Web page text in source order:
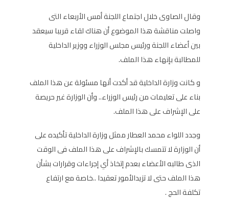
وقال الصاوى خلال اجتماع اللجنة أمس الأربعاء التى
واصلت مناقشة هذا الموضوع أن هناك لقاء قريبا سيعقد
بين أعضاء اللجنة ورئيس مجلس الوزراء ووزير الداخلية
للمطالبة بإنهاء هذا الملف.
و كانت وزارة الداخلية قد أكدت أنها مسئولة عن هذا الملف
بناء على تعليمات من رئيس الوزراء.. وأن الوزارة غير حريصة
على الإشراف على هذا الملف.
وجدد اللواء محمد العطار ممثل وزارة الداخلية تأكيده على
أن الوزارة لا تتمسك بالإشراف على هذا الملف فى الوقت
الذى طالبه الأعضاء بعدم إتخاذ أي إجراءات وقرارات بشأن
هذا الملف حتى لا تزيدالأمور تعقيدا ..خاصة مع ارتفاع
تكلفة الحج .